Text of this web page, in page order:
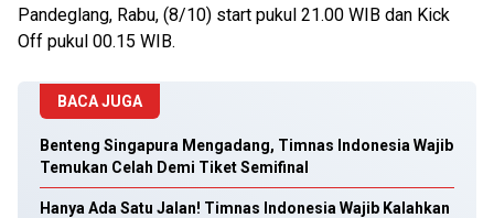
Pandeglang, Rabu, (8/10) start pukul 21.00 WIB dan Kick
Off pukul 00.15 WIB.
BACA JUGA
Benteng Singapura Mengadang, Timnas Indonesia Wajib
Temukan Celah Demi Tiket Semifinal
Hanya Ada Satu Jalan! Timnas Indonesia Wajib Kalahkan